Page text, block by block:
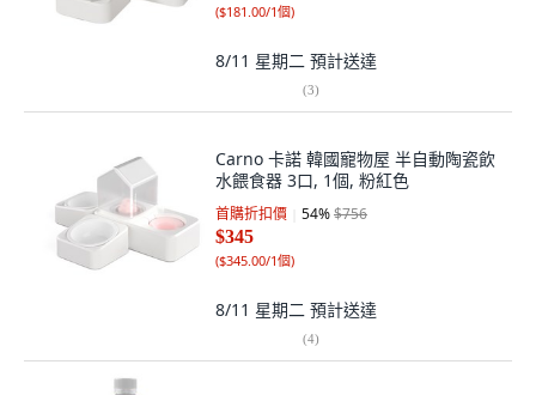
($181.00/1個)
8/11 星期二 預計送達
(3)
Carno 卡諾 韓國寵物屋 半自動陶瓷飲
水餵食器 3口, 1個, 粉紅色
首購折扣價 54%$756
$345
($345.00/1個)
8/11 星期二 預計送達
(4)